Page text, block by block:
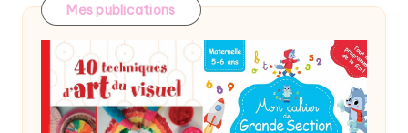
Mes publications